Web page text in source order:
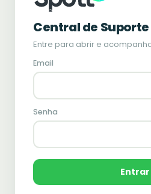
Central de Suporte
Entre para abrir e
Email
Senha
Entrar